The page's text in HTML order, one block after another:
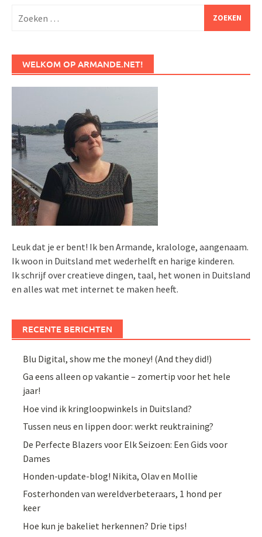
naar:
WELKOM OP ARMANDE.NET!
Leuk dat je er bent! Ik ben Armande, kralologe, aangenaam.
Ik woon in Duitsland met wederhelft en harige kinderen.
Ik schrijf over creatieve dingen, taal, het wonen in Duitsland
en alles wat met internet te maken heeft.
RECENTE BERICHTEN
Blu Digital, show me the money! (And they did!)
Ga eens alleen op vakantie – zomertip voor het hele
jaar!
Hoe vind ik kringloopwinkels in Duitsland?
Tussen neus en lippen door: werkt reuktraining?
De Perfecte Blazers voor Elk Seizoen: Een Gids voor
Dames
Honden-update-blog! Nikita, Olav en Mollie
Fosterhonden van wereldverbeteraars, 1 hond per
keer
Hoe kun je bakeliet herkennen? Drie tips!